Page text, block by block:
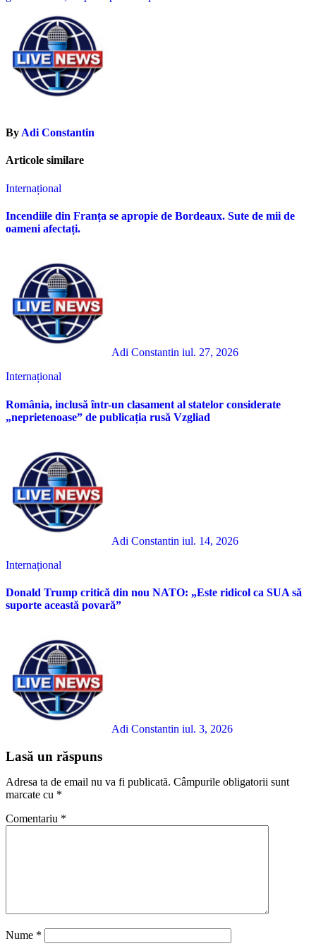
By Adi Constantin
Articole similare
Internațional
Incendiile din Franța se apropie de Bordeaux. Sute de mii de
oameni afectați.
Adi Constantin iul. 27, 2026
Internațional
România, inclusă într-un clasament al statelor considerate
„neprietenoase” de publicația rusă Vzgliad
Adi Constantin iul. 14, 2026
Internațional
Donald Trump critică din nou NATO: „Este ridicol ca SUA să
suporte această povară”
Adi Constantin iul. 3, 2026
Lasă un răspuns
Adresa ta de email nu va fi publicată. Câmpurile obligatorii sunt
marcate cu *
Comentariu *
Nume *